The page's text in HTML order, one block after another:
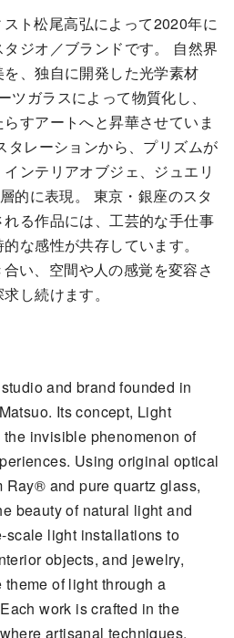
ト松尾高弘によって2020年に
ジオ／ブランドです。 自然界
、独自に開発した光学素材
ツガラスによって物質化し、
すアートへと昇華させていま
タレーションから、プリズムが
ンテリアオブジェ、ジュエリ
的に表現。 東京・銀座のスタ
る作品には、工芸的な手仕事
な感性が共存しています。
い、空間や人の感覚を変容さ
し続けます。
and brand founded in
Its concept, Light
invisible phenomenon of
Using original optical
Ray® and pure quartz glass,
beauty of natural light and
scale light installations to
objects, and jewelry,
of light through a
work is crafted in the
artisanal techniques,